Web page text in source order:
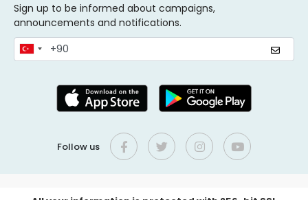
Sign up to be informed about campaigns,
announcements and notifications.
Follow us